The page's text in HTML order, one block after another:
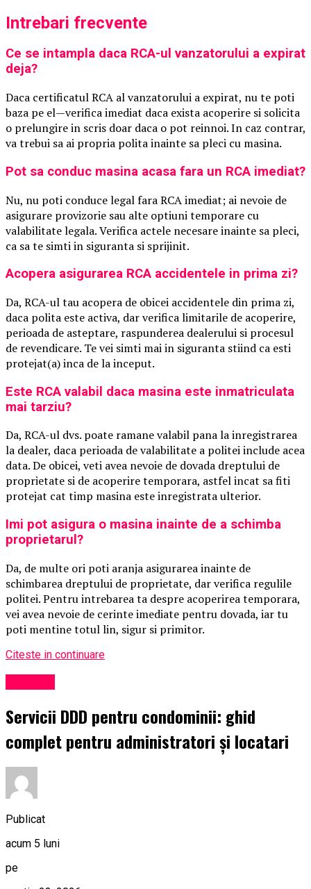
Intrebari frecvente
Ce se intampla daca RCA-ul vanzatorului a expirat
deja?
Daca certificatul RCA al vanzatorului a expirat, nu te poti
baza pe el—verifica imediat daca exista acoperire si solicita
o prelungire in scris doar daca o pot reinnoi. In caz contrar,
va trebui sa ai propria polita inainte sa pleci cu masina.
Pot sa conduc masina acasa fara un RCA imediat?
Nu, nu poti conduce legal fara RCA imediat; ai nevoie de
asigurare provizorie sau alte optiuni temporare cu
valabilitate legala. Verifica actele necesare inainte sa pleci,
ca sa te simti in siguranta si sprijinit.
Acopera asigurarea RCA accidentele in prima zi?
Da, RCA-ul tau acopera de obicei accidentele din prima zi,
daca polita este activa, dar verifica limitarile de acoperire,
perioada de asteptare, raspunderea dealerului si procesul
de revendicare. Te vei simti mai in siguranta stiind ca esti
protejat(a) inca de la inceput.
Este RCA valabil daca masina este inmatriculata
mai tarziu?
Da, RCA-ul dvs. poate ramane valabil pana la inregistrarea
la dealer, daca perioada de valabilitate a politei include acea
data. De obicei, veti avea nevoie de dovada dreptului de
proprietate si de acoperire temporara, astfel incat sa fiti
protejat cat timp masina este inregistrata ulterior.
Imi pot asigura o masina inainte de a schimba
proprietarul?
Da, de multe ori poti aranja asigurarea inainte de
schimbarea dreptului de proprietate, dar verifica regulile
politei. Pentru intrebarea ta despre acoperirea temporara,
vei avea nevoie de cerinte imediate pentru dovada, iar tu
poti mentine totul lin, sigur si primitor.
Citeste in continuare
Servicii DDD pentru condominii: ghid
complet pentru administratori și locatari
Publicat
acum 5 luni
pe